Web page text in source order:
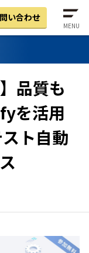
い合わせ
MENU
品質も
を活用
ト自動